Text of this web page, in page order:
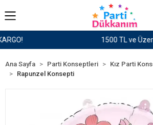
1500 TL ve Üzeri Kargo
Ana Sayfa Parti Konseptleri
Kız Parti
Rapunzel Konsepti